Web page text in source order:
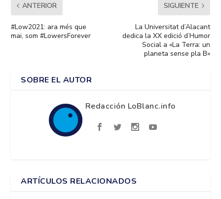
ANTERIOR
#Low2021: ara més que
mai, som #LowersForever
SIGUIENTE
La Universitat d’Alacant
dedica la XX edició d’Humor
Social a «La Terra: un
planeta sense pla B»
SOBRE EL AUTOR
Redacción LoBlanc.info
ARTÍCULOS RELACIONADOS